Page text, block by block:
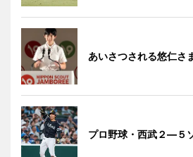
あいさつされる悠仁さ
プロ野球・西武２―５